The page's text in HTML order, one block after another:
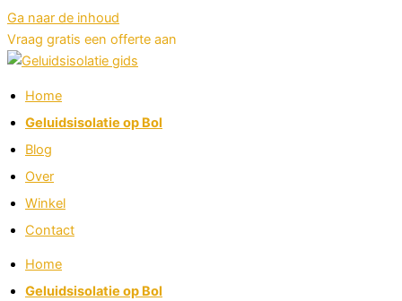
Ga naar de inhoud
Vraag gratis een offerte aan
Home
Geluidsisolatie op Bol
Blog
Over
Winkel
Contact
Home
Geluidsisolatie op Bol